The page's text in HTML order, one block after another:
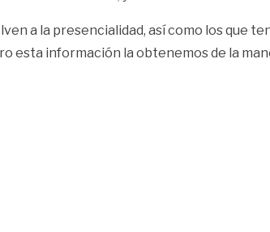
a la presencialidad, así como los
esta información la obtenemos de la